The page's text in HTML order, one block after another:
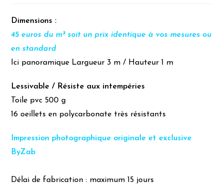
Dimensions :
45 euros du m² soit un prix identique à vos mesures ou
en standard
Ici panoramique Largueur 3 m / Hauteur 1 m
Lessivable / Résiste aux intempéries
Toile pvc 500 g
16 oeillets en polycarbonate très résistants
Impression photographique originale et exclusive
ByZab
Délai de fabrication : maximum 15 jours